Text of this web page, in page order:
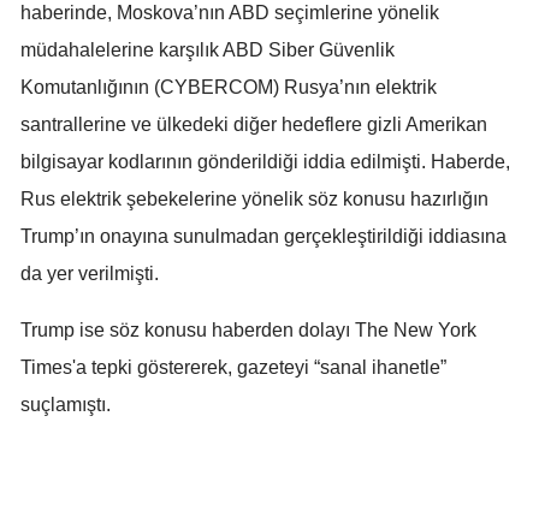
Kütahya
Malatya
Manisa
Kahramanmaraş
Mardin
Muş
haberinde, Moskova’nın ABD seçimlerine yönelik
müdahalelerine karşılık ABD Siber Güvenlik
Komutanlığının (CYBERCOM) Rusya’nın elektrik
santrallerine ve ülkedeki diğer hedeflere gizli Amerikan
bilgisayar kodlarının gönderildiği iddia edilmişti. Haberde,
Rus elektrik şebekelerine yönelik söz konusu hazırlığın
Trump’ın onayına sunulmadan gerçekleştirildiği iddiasına
da yer verilmişti.
Trump ise söz konusu haberden dolayı The New York
Times'a tepki göstererek, gazeteyi “sanal ihanetle”
suçlamıştı.